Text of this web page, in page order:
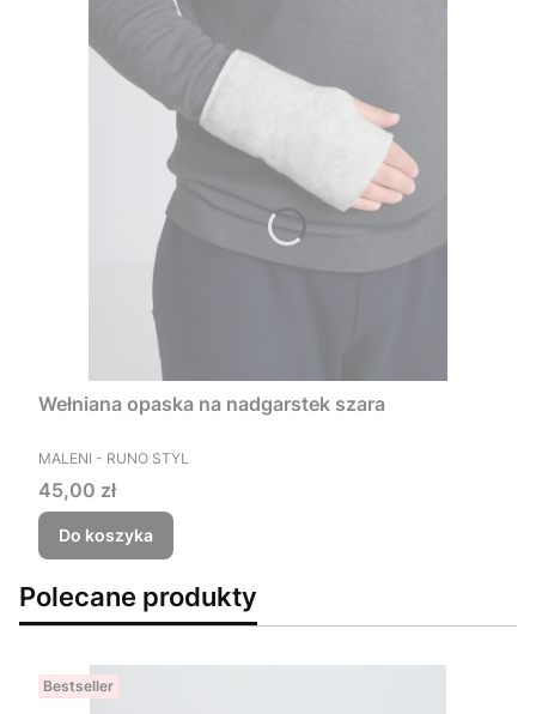
Wełniana opaska na nadgarstek szara
PRODUCENT
MALENI - RUNO STYL
Cena
45,00 zł
Do koszyka
Polecane produkty
Bestseller